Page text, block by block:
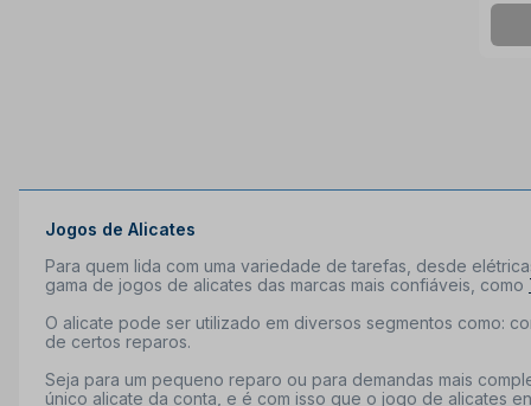
Jogos de Alicates
Para quem lida com uma variedade de tarefas, desde
gama de jogos de alicates das marcas mais confiáveis, como
O alicate pode ser utilizado em diversos segmentos como:
de certos reparos.
Seja para um pequeno reparo ou para demandas mais
único alicate da conta, e é com isso que o jogo de alicates